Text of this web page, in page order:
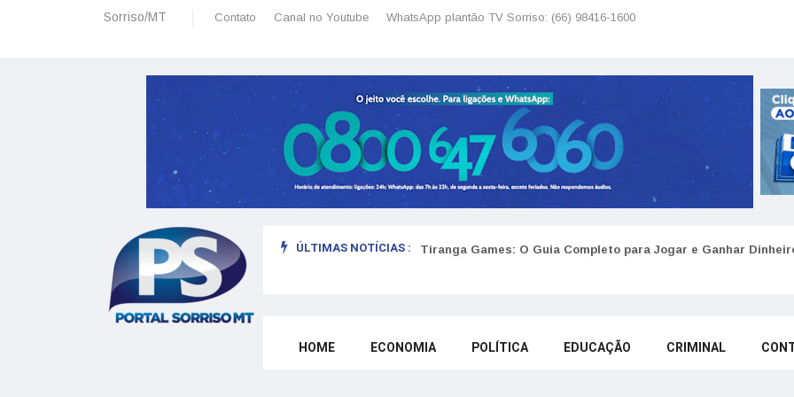
Sorriso/MT Contato Canal no Youtube WhatsApp plantão TV Sorriso: (66) 98416-1600
ÚLTIMAS NOTÍCIAS : Tiranga Games: O Guia Completo para Jogar e Ganhar
HOME ECONOMIA POLÍTICA EDUCAÇÃO CRIMINAL